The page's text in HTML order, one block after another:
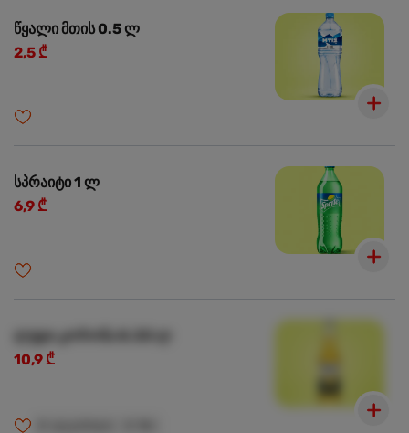
წყალი მთის 0.5 ლ
2,5 ₾
სპრაიტი 1 ლ
6,9 ₾
ლუდი კორონა 0.33 ლ
10,9 ₾